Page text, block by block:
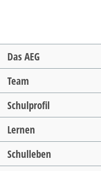
Navigation
überspringen
Das AEG
Team
Schulprofil
Lernen
Schulleben